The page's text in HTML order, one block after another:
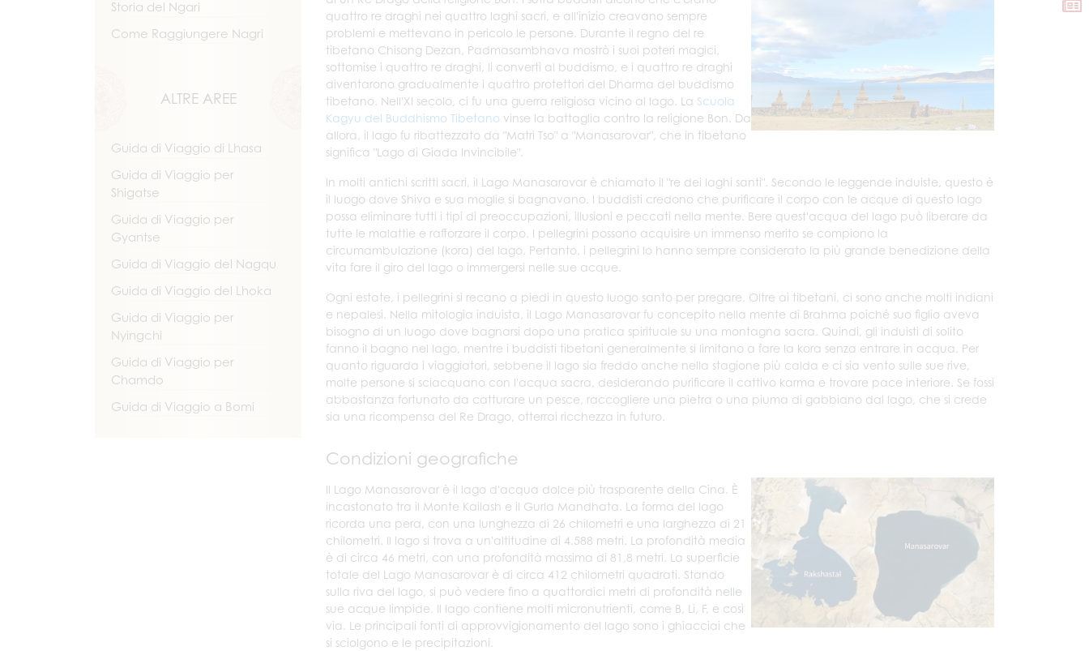
Storia del Ngari
Come Raggiungere Nagri
ALTRE AREE
Guida di Viaggio di Lhasa
Guida di Viaggio per
Shigatse
Guida di Viaggio per
Gyantse
Guida di Viaggio del Nagqu
Guida di Viaggio del Lhoka
Guida di Viaggio per
Nyingchi
Guida di Viaggio per
Chamdo
Guida di Viaggio a Bomi
quattro re draghi nei quattro laghi sacri, e all'inizio creavano sempre
problemi e mettevano in pericolo le persone. Durante il regno del re
tibetano Chisong Dezan, Padmasambhava mostrò i suoi poteri magici,
sottomise i quattro re draghi, li convertì al buddismo, e i quattro re draghi
diventarono gradualmente i quattro protettori del Dharma del buddismo
tibetano. Nell'XI secolo, ci fu una guerra religiosa vicino al lago. La Scuola
Kagyu del Buddhismo Tibetano vinse la battaglia contro la religione Bon. Da
allora, il lago fu ribattezzato da "Matri Tso" a "Manasarovar", che in tibetano
significa "Lago di Giada Invincibile".
In molti antichi scritti sacri, il Lago Manasarovar è chiamato il "re dei laghi santi". Secondo le leggende induiste, questo è
il luogo dove Shiva e sua moglie si bagnavano. I buddisti credono che purificare il corpo con le acque di questo lago
possa eliminare tutti i tipi di preoccupazioni, illusioni e peccati nella mente. Bere quest'acqua del lago può liberare da
tutte le malattie e rafforzare il corpo. I pellegrini possono acquisire un immenso merito se compiono la
circumambulazione (kora) del lago. Pertanto, i pellegrini lo hanno sempre considerato la più grande benedizione della
vita fare il giro del lago o immergersi nelle sue acque.
Ogni estate, i pellegrini si recano a piedi in questo luogo santo per pregare. Oltre ai tibetani, ci sono anche molti indiani
e nepalesi. Nella mitologia induista, il Lago Manasarovar fu concepito nella mente di Brahma poiché suo figlio aveva
bisogno di un luogo dove bagnarsi dopo una pratica spirituale su una montagna sacra. Quindi, gli induisti di solito
fanno il bagno nel lago, mentre i buddisti tibetani generalmente si limitano a fare la kora senza entrare in acqua. Per
quanto riguarda i viaggiatori, sebbene il lago sia freddo anche nella stagione più calda e ci sia vento sulle sue rive,
molte persone si sciacquano con l'acqua sacra, desiderando purificare il cattivo karma e trovare pace interiore. Se fossi
abbastanza fortunato da catturare un pesce, raccogliere una pietra o una piuma di gabbiano dal lago, che si crede
sia una ricompensa del Re Drago, otterrai ricchezza in futuro.
Condizioni geografiche
Il Lago Manasarovar è il lago d'acqua dolce più trasparente della Cina. È
incastonato tra il Monte Kailash e il Gurla Mandhata. La forma del lago
ricorda una pera, con una lunghezza di 26 chilometri e una larghezza di 21
chilometri. Il lago si trova a un'altitudine di 4.588 metri. La profondità media
è di circa 46 metri, con una profondità massima di 81,8 metri. La superficie
totale del Lago Manasarovar è di circa 412 chilometri quadrati. Stando
sulla riva del lago, si può vedere fino a quattordici metri di profondità nelle
sue acque limpide. Il lago contiene molti micronutrienti, come B, Li, F, e così
via. Le principali fonti di approvvigionamento del lago sono i ghiacciai che
si sciolgono e le precipitazioni.